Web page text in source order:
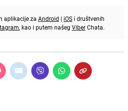
aplikacije za Android | iOS i društvenih
, kao i putem našeg ViberChata.